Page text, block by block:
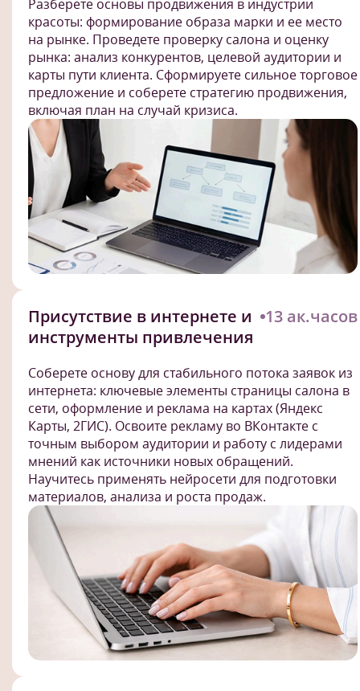
Разберете основы продвижения в индустрии
красоты: формирование образа марки и ее место
на рынке. Проведете проверку салона и оценку
рынка: анализ конкурентов, целевой аудитории и
карты пути клиента. Сформируете сильное торговое
предложение и соберете стратегию продвижения,
включая план на случай кризиса.
Присутствие в интернете и
инструменты привлечения
13 ак.часов
Соберете основу для стабильного потока заявок из
интернета: ключевые элементы страницы салона в
сети, оформление и реклама на картах (Яндекс
Карты, 2ГИС). Освоите рекламу во ВКонтакте с
точным выбором аудитории и работу с лидерами
мнений как источники новых обращений.
Научитесь применять нейросети для подготовки
материалов, анализа и роста продаж.